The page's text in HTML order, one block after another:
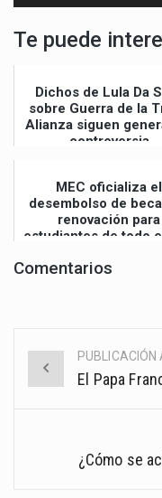
Te puede
Dichos de Lula Da
sobre Guerra de la
Alianza siguen
controversia
MEC oficializa el
desembolso de
renovación para
estudiantes de todo
Comentarios
Post
navigation
PUBLICACIÓN
El Papa
¿Cómo se